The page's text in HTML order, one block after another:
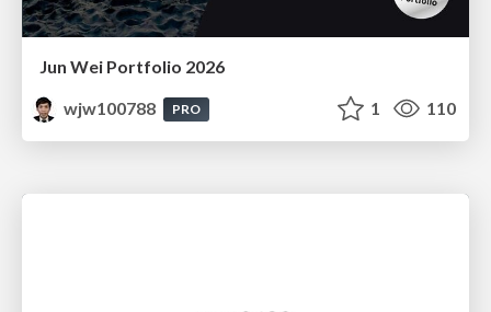
Jun Wei Portfolio 2026
wjw100788
PRO 1 110